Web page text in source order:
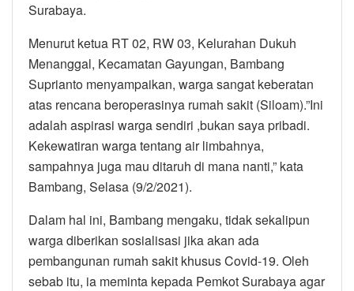
Surabaya.
Menurut ketua RT 02, RW 03, Kelurahan Dukuh
Menanggal, Kecamatan Gayungan, Bambang
Suprianto menyampaikan, warga sangat keberatan
atas rencana beroperasinya rumah sakit (Siloam).”Ini
adalah aspirasi warga sendiri ,bukan saya pribadi.
Kekewatiran warga tentang air limbahnya,
sampahnya juga mau ditaruh di mana nanti,” kata
Bambang, Selasa (9/2/2021).
Dalam hal ini, Bambang mengaku, tidak sekalipun
warga diberikan sosialisasi jika akan ada
pembangunan rumah sakit khusus Covid-19. Oleh
sebab itu, ia meminta kepada Pemkot Surabaya agar